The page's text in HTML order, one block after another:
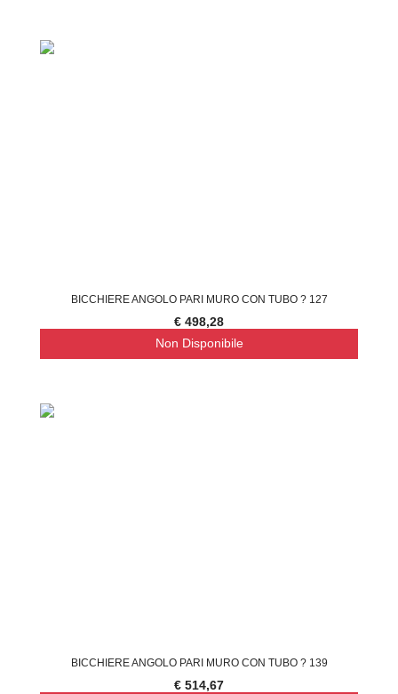
BICCHIERE ANGOLO PARI MURO CON TUBO ? 127
€ 498,28
Non Disponibile
BICCHIERE ANGOLO PARI MURO CON TUBO ? 139
€ 514,67